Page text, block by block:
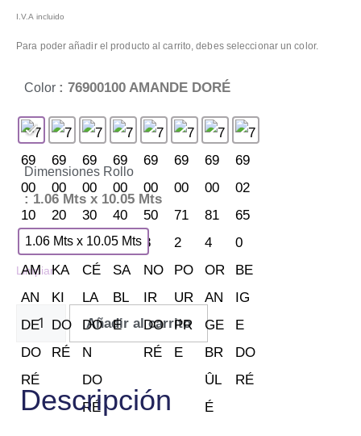
I.V.A incluido
Para poder añadir el producto al carrito, debes seleccionar un color.
Color : 76900100 AMANDE DORÉ
Dimensiones Rollo
: 1.06 Mts x 10.05 Mts
1.06 Mts x 10.05 Mts
Limpiar
Añadir al carrito
Descripción